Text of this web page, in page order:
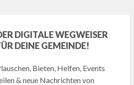
DIGITALE WEGWEISER
DEINE GEMEINDE!
Bieten, Helfen, Events
& neue Nachrichten von